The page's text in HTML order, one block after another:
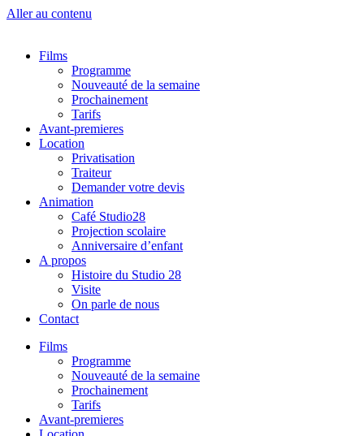
Aller au contenu
Films
Programme
Nouveauté de la semaine
Prochainement
Tarifs
Avant-premieres
Location
Privatisation
Traiteur
Demander votre devis
Animation
Café Studio28
Projection scolaire
Anniversaire d’enfant
A propos
Histoire du Studio 28
Visite
On parle de nous
Contact
Films
Programme
Nouveauté de la semaine
Prochainement
Tarifs
Avant-premieres